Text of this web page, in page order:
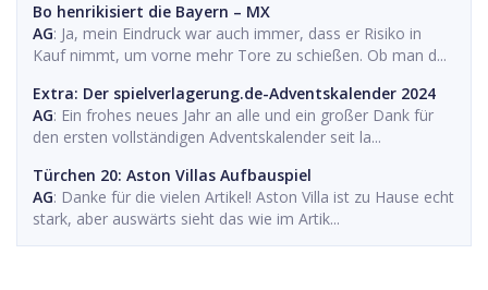
Bo henrikisiert die Bayern – MX
AG: Ja, mein Eindruck war auch immer, dass er Risiko in
Kauf nimmt, um vorne mehr Tore zu schießen. Ob man d...
Extra: Der spielverlagerung.de-Adventskalender 2024
AG: Ein frohes neues Jahr an alle und ein großer Dank für
den ersten vollständigen Adventskalender seit la...
Türchen 20: Aston Villas Aufbauspiel
AG: Danke für die vielen Artikel! Aston Villa ist zu Hause echt
stark, aber auswärts sieht das wie im Artik...